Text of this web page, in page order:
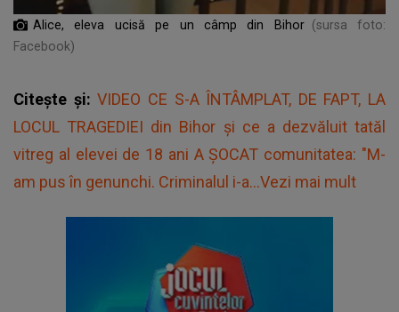
Alice, eleva ucisă pe un câmp din Bihor (sursa foto:
Facebook)
Citește și:VIDEO CE S-A ÎNTÂMPLAT, DE FAPT, LA
LOCUL TRAGEDIEI din Bihor și ce a dezvăluit tatăl
vitreg al elevei de 18 ani A ȘOCAT comunitatea: "M-
am pus în genunchi. Criminalul i-a...Vezi mai mult